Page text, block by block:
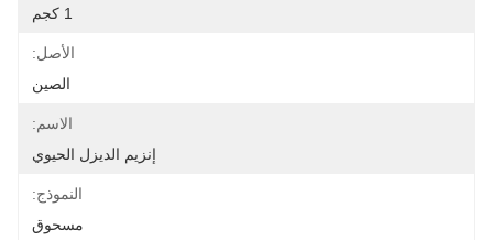
1 كجم
الأصل:
الصين
الاسم:
إنزيم الديزل الحيوي
النموذج:
مسحوق